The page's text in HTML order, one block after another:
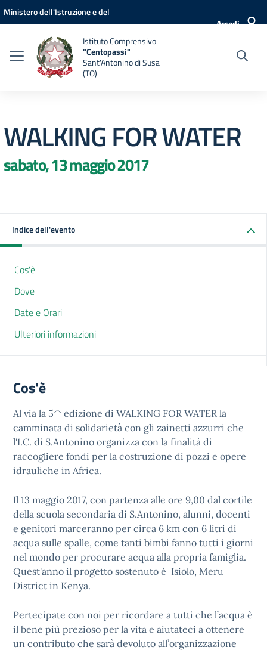
Vai ai contenuti
Vai al menu di navigazione
Vai al footer
Ministero dell'Istruzione e del
Accedi
Istituto Comprensivo
"Centopassi"
Sant'Antonino di Susa
(TO)
WALKING FOR WATER
sabato, 13 maggio 2017
Indice dell'evento
Cos'è
Dove
Date e Orari
Ulteriori informazioni
Cos'è
Al via la 5^ edizione di WALKING FOR WATER la
camminata di solidarietà con gli zainetti azzurri che
l'I.C. di S.Antonino organizza con la finalità di
raccogliere fondi per la costruzione di pozzi e opere
idrauliche in Africa.
Il 13 maggio 2017, con partenza alle ore 9,00 dal cortile
della scuola secondaria di S.Antonino, alunni, docenti
e genitori marceranno per circa 6 km con 6 litri di
acqua sulle spalle, come tanti bimbi fanno tutti i giorni
nel mondo per procurare acqua alla propria famiglia.
Quest'anno il progetto sostenuto è Isiolo, Meru
District in Kenya.
Pertecipate con noi per ricordare a tutti che l’acqua è
il bene più prezioso per la vita e aiutateci a ottenere
un contributo che sarà devoluto all’organizzazione